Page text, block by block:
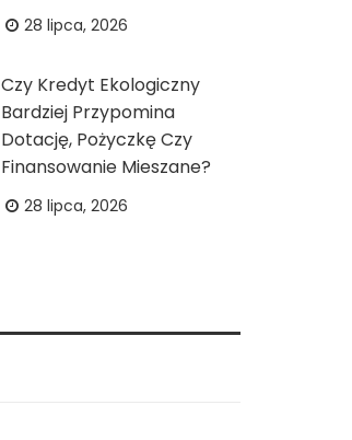
28 lipca, 2026
Czy Kredyt Ekologiczny
Bardziej Przypomina
Dotację, Pożyczkę Czy
Finansowanie Mieszane?
28 lipca, 2026